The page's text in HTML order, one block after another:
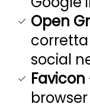
Open
social
Favicon
browser